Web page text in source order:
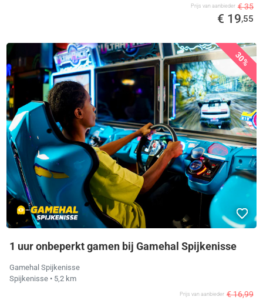
Prijs van aanbieder € 35
€ 19,55
30%
1 uur onbeperkt gamen bij Gamehal Spijkenisse
Gamehal Spijkenisse
Spijkenisse • 5,2 km
Prijs van aanbieder € 16,99